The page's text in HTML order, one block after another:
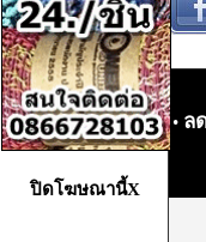
• ล
ปิดโฆษณานี้X